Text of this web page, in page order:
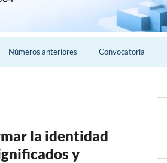
Números anteriores Convocatoria
la identidad
y